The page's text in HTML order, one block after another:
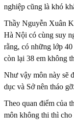
nghiệp cũng là khó
Thầy Nguyễn Xuân
Hà Nội có cùng suy
rằng, có những lớp
còn lại 38 em không
Như vậy môn này sẽ
dục và Sở nên tháo gỡ.
Theo quan điểm của
môn không thi thì cho